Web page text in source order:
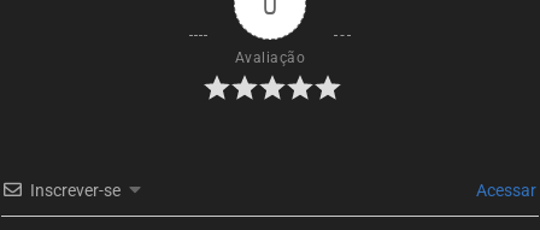
ASSISTIDO
EPISÓDIO 28
EPISÓDIO 27
Avaliação
Inscrever-se Acessar